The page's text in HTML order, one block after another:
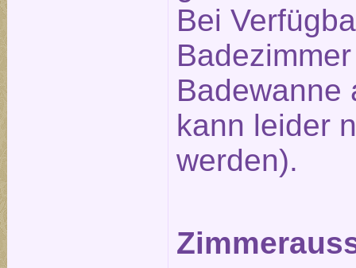
Bei
Badewanne
kann leider
werden).